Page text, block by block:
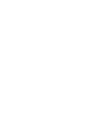
i favoriter